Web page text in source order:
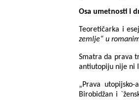
Osa umetnosti i
Teoretičarka i
zemlje“ u
Smatra da prava
antiutopiju nije ni
„Prava
Birobidžan i